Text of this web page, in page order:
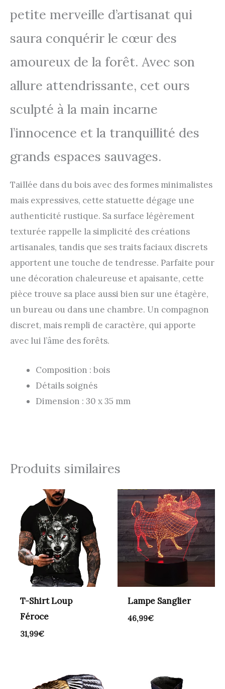
petite merveille d’artisanat qui
saura conquérir le cœur des
amoureux de la forêt. Avec son
allure attendrissante, cet ours
sculpté à la main incarne
l’innocence et la tranquillité des
grands espaces sauvages.
Taillée dans du bois avec des formes minimalistes
mais expressives, cette statuette dégage une
authenticité rustique. Sa surface légèrement
texturée rappelle la simplicité des créations
artisanales, tandis que ses traits faciaux discrets
apportent une touche de tendresse. Parfaite pour
une décoration chaleureuse et apaisante, cette
pièce trouve sa place aussi bien sur une étagère,
un bureau ou dans une chambre. Un compagnon
discret, mais rempli de caractère, qui apporte
avec lui l’âme des forêts.
Composition : bois
Détails soignés
Dimension : 30 x 35 mm
Produits similaires
T-Shirt Loup
Féroce
31,99€
Lampe Sanglier
46,99€